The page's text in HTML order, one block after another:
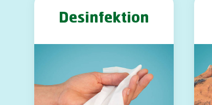
Desinfektion